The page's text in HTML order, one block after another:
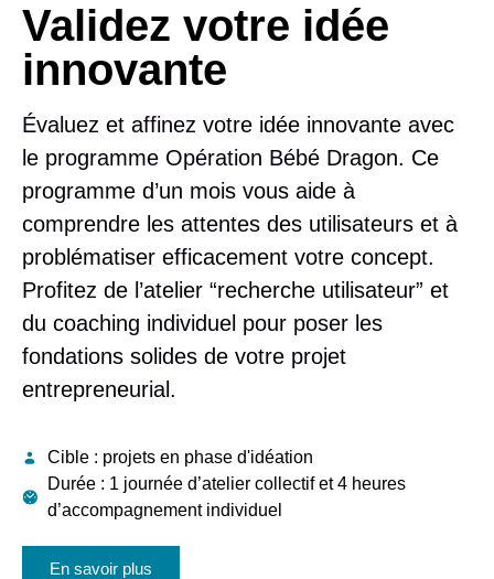
Validez votre idée
innovante
Évaluez et affinez votre idée innovante avec
le programme Opération Bébé Dragon. Ce
programme d’un mois vous aide à
comprendre les attentes des utilisateurs et à
problématiser efficacement votre concept.
Profitez de l’atelier “recherche utilisateur” et
du coaching individuel pour poser les
fondations solides de votre projet
entrepreneurial.
Cible : projets en phase d'idéation
Durée : 1 journée d’atelier collectif et 4 heures
d’accompagnement individuel
En savoir plus